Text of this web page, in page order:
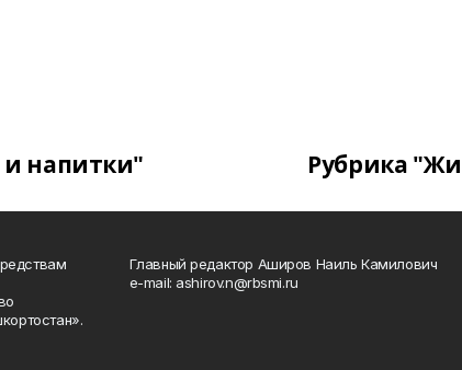
и напитки" Рубрика
Главный редактор Аширов Наиль Камилович
e-mail: ashirov.n@rbsmi.ru